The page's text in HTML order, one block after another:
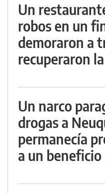
Un
robos en un
demoraron a
recuperaron
Un narco
drogas a
permanecía
a un